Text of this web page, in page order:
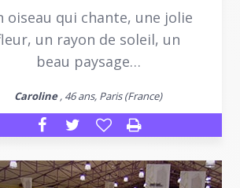
oiseau qui chante, une jolie
un rayon de soleil, un
beau paysage…
Caroline, 46 ans, Paris (France)